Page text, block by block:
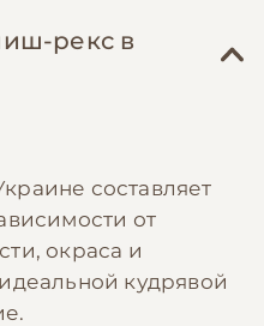
рекс в
составляет
от
окраса и
кудрявой